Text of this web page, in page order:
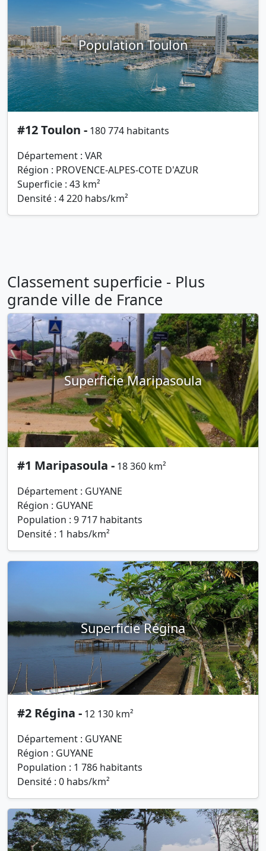
Population Toulon
#12 Toulon - 180 774 habitants
Département : VAR
Région : PROVENCE-ALPES-COTE D'AZUR
Superficie : 43 km²
Densité : 4 220 habs/km²
Classement superficie - Plus
grande ville de France
Superficie Maripasoula
#1 Maripasoula - 18 360 km²
Département : GUYANE
Région : GUYANE
Population : 9 717 habitants
Densité : 1 habs/km²
Superficie Régina
#2 Régina - 12 130 km²
Département : GUYANE
Région : GUYANE
Population : 1 786 habitants
Densité : 0 habs/km²